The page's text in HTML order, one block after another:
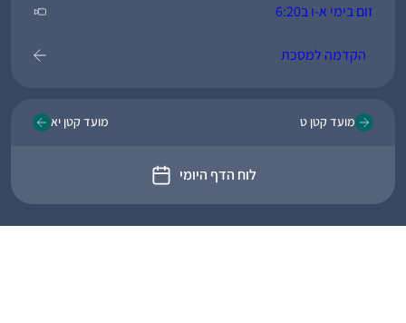
זום בימי א-ו ב6:20
הקדמה למסכת
מועד קטן ט
לוח הדף היומי
מועד קטן יא